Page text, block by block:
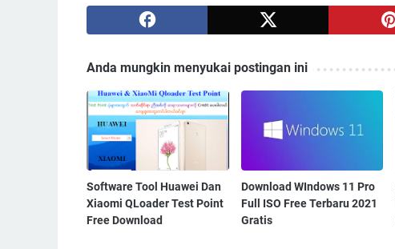
Anda mungkin menyukai postingan ini
Software Tool Huawei Dan
Xiaomi QLoader Test Point
Free Download
Download WIndows 11 Pro
Full ISO Free Terbaru 2021
Gratis